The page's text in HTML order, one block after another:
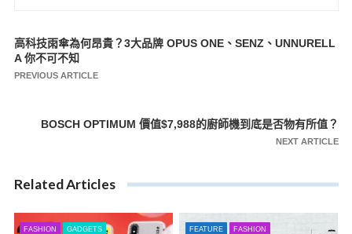
文
章
高科技雨傘為何昂貴？3大品牌 OPUS ONE、SENZ、UNNURELL
A 你不可不知
PREVIOUS ARTICLE
BOSCH OPTIMUM 價值$7,988的廚師機到底是否物有所值？
NEXT ARTICLE
Related Articles
FASHION GADGETS FEATURE FASHION